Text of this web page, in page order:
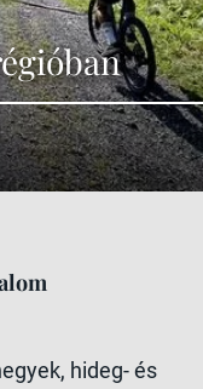
hideg- és